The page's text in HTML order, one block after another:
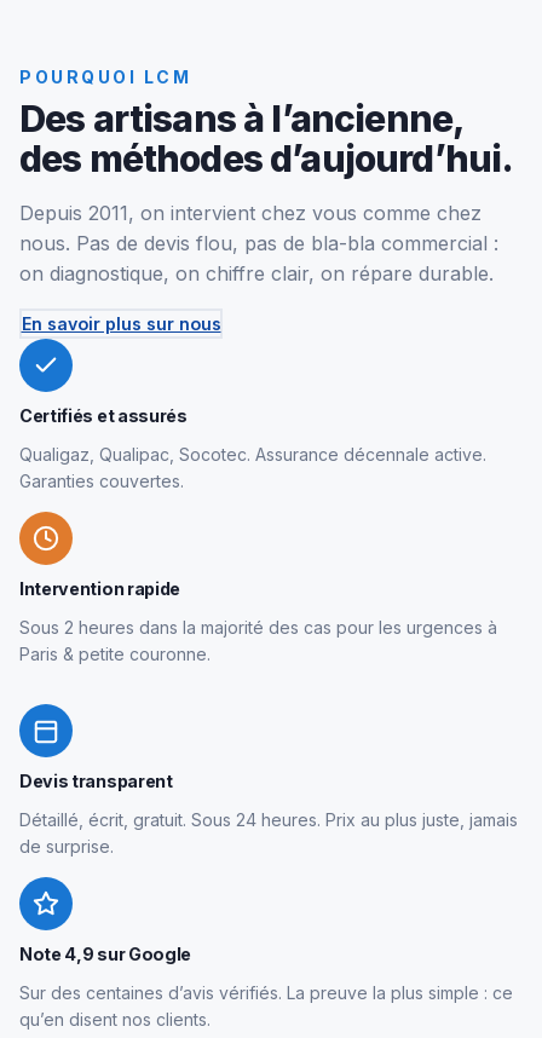
POURQUOI LCM
Des artisans à l’ancienne,
des méthodes d’aujourd’hui.
Depuis 2011, on intervient chez vous comme chez
nous. Pas de devis flou, pas de bla-bla commercial :
on diagnostique, on chiffre clair, on répare durable.
En savoir plus sur nous
Certifiés et assurés
Qualigaz, Qualipac, Socotec. Assurance décennale active.
Garanties couvertes.
Intervention rapide
Sous 2 heures dans la majorité des cas pour les urgences à
Paris & petite couronne.
Devis transparent
Détaillé, écrit, gratuit. Sous 24 heures. Prix au plus juste, jamais
de surprise.
Note 4,9 sur Google
Sur des centaines d’avis vérifiés. La preuve la plus simple : ce
qu’en disent nos clients.